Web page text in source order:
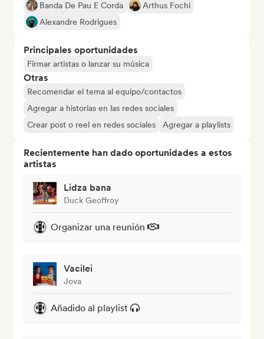
Banda De Pau E Corda
Arthus Fochi
Alexandre Rodrigues
Principales oportunidades
Firmar artistas o lanzar su música
Otras
Recomendar el tema al equipo/contactos
Agregar a historias en las redes sociales
Crear post o reel en redes sociales
Agregar a playlists
Recientemente han dado oportunidades a estos
artistas
Lidza bana
Duck Geoffroy
Organizar una reunión
Vacilei
Jova
Añadido al playlist